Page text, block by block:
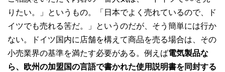
りたい。」というもの。「日本でよく売れているので、ド
イツでも売れる筈だ。」というのだが、そう簡単には行か
ない。ドイツ国内に店舗を構えて商品を売る場合は、その
小売業界の基準を満たす必要がある。例えば電気製品な
ら、欧州の加盟国の言語で書かれた使用説明書を同封する